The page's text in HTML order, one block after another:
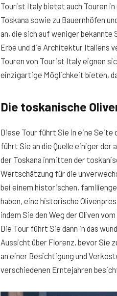
Tourist Italy bietet auch Touren
Toskana sowie zu Bauernhöfen
an, die sich auf weniger
Erbe und die Architektur Italiens
Touren von Tourist Italy eignen
einzigartige Möglichkeit bieten,
Die toskanische
Diese Tour führt Sie in eine Seite
führt Sie an die Quelle einiger
der Toskana inmitten der
Wertschätzung für die
bei einem historischen,
haben, eine historische
indem Sie den Weg der Oliven
Die Tour führt Sie dann in das
Aussicht über Florenz, bevor Sie
an einer Besichtigung und
verschiedenen Erntejahren